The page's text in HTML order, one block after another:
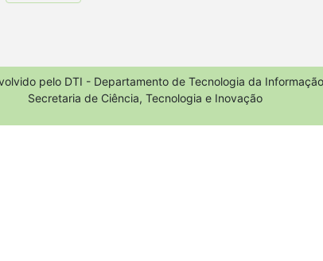
pelo DTI - Departamento de Tecnologia da Informação
Secretaria de Ciência, Tecnologia e Inovação